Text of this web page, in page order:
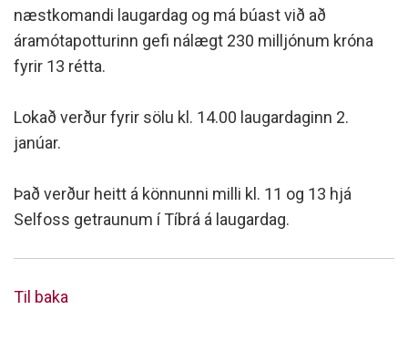
næstkomandi laugardag og má búast við að
áramótapotturinn gefi nálægt 230 milljónum króna
fyrir 13 rétta.
Lokað verður fyrir sölu kl. 14.00 laugardaginn 2.
janúar.
Það verður heitt á könnunni milli kl. 11 og 13 hjá
Selfoss getraunum í Tíbrá á laugardag.
Til baka